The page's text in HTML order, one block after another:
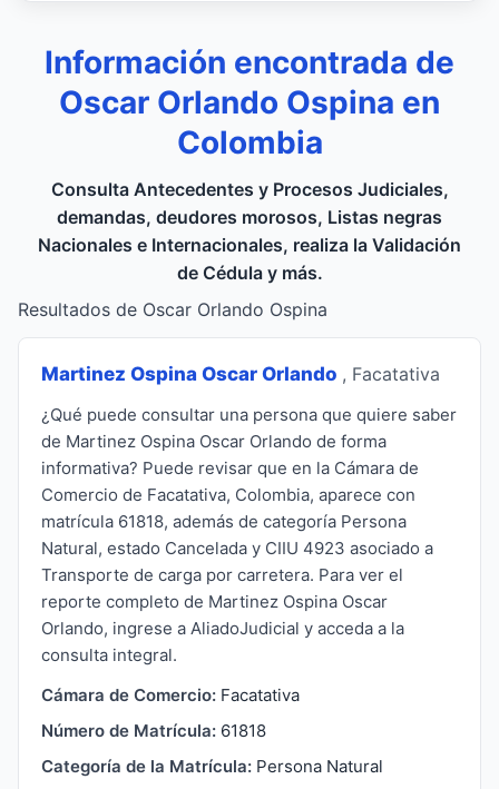
Información encontrada de
Oscar Orlando Ospina en
Colombia
Consulta Antecedentes y Procesos Judiciales,
demandas, deudores morosos, Listas negras
Nacionales e Internacionales, realiza la Validación
de Cédula y más.
Resultados de Oscar Orlando Ospina
Martinez Ospina Oscar Orlando , Facatativa
¿Qué puede consultar una persona que quiere saber
de Martinez Ospina Oscar Orlando de forma
informativa? Puede revisar que en la Cámara de
Comercio de Facatativa, Colombia, aparece con
matrícula 61818, además de categoría Persona
Natural, estado Cancelada y CIIU 4923 asociado a
Transporte de carga por carretera. Para ver el
reporte completo de Martinez Ospina Oscar
Orlando, ingrese a AliadoJudicial y acceda a la
consulta integral.
Cámara de Comercio: Facatativa
Número de Matrícula: 61818
Categoría de la Matrícula: Persona Natural